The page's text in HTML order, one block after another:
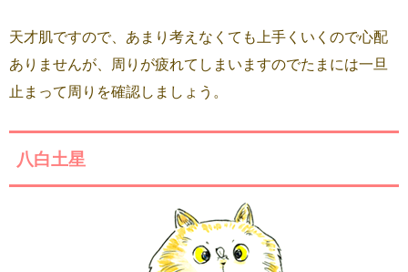
天才肌ですので、あまり考えなくても上手くいくので心配
ありませんが、周りが疲れてしまいますのでたまには一旦
止まって周りを確認しましょう。
八白土星